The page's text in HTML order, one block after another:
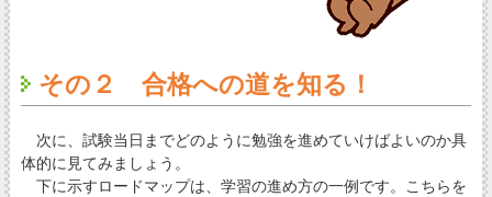
その２ 合格への道を知る！
次に、試験当日までどのように勉強を進めていけばよいのか具
体的に見てみましょう。
下に示すロードマップは、学習の進め方の一例です。こちらを